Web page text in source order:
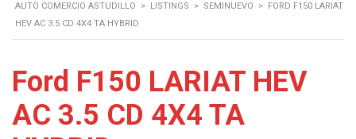
AUTO COMERCIO ASTUDILLO > LISTINGS > SEMINUEVO > FORD F150 LARIAT
HEV AC 3.5 CD 4X4 TA HYBRID
Ford F150 LARIAT HEV
AC 3.5 CD 4X4 TA